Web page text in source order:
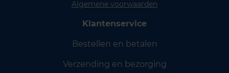
Algemene voorwaarden
Klantenservice
Bestellen en betalen
Verzending en bezorging